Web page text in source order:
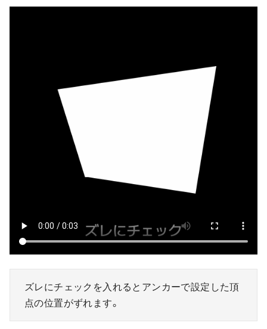
ズレにチェックを入れるとアンカーで設定した頂
点の位置がずれます。